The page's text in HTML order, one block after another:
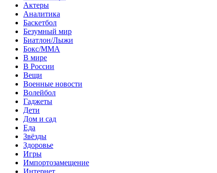
Актеры
Аналитика
Баскетбол
Безумный мир
Биатлон/Лыжи
Бокс/MMA
В мире
В России
Вещи
Военные новости
Волейбол
Гаджеты
Дети
Дом и сад
Еда
Звёзды
Здоровье
Игры
Импортозамещение
Интернет